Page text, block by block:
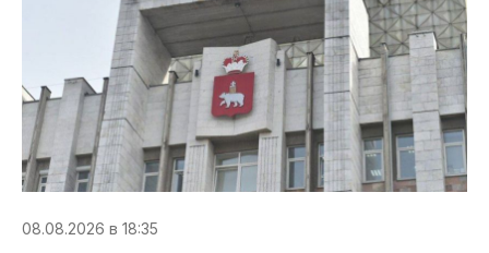
08.08.2026 в 18:35